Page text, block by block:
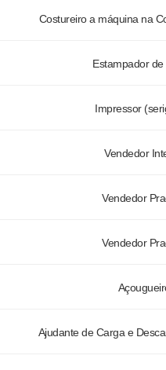
Costureiro a máquina na
Estampador de
Impressor
Vendedor
Vendedor
Vendedor
Ajudante de Carga e